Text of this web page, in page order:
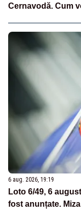
Cernavodă. Cum
6 aug. 2026, 19:19
Loto 6/49, 6
fost anunțate.